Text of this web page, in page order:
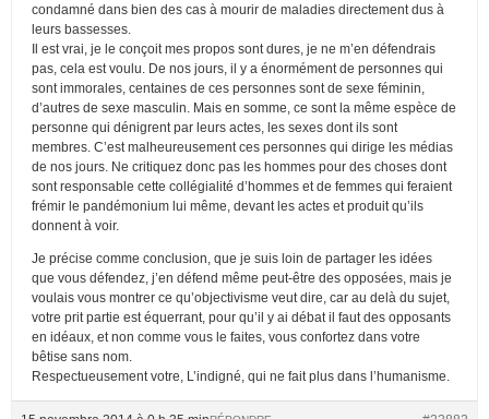
condamné dans bien des cas à mourir de maladies directement dus à
leurs bassesses.
Il est vrai, je le conçoit mes propos sont dures, je ne m’en défendrais
pas, cela est voulu. De nos jours, il y a énormément de personnes qui
sont immorales, centaines de ces personnes sont de sexe féminin,
d’autres de sexe masculin. Mais en somme, ce sont la même espèce de
personne qui dénigrent par leurs actes, les sexes dont ils sont
membres. C’est malheureusement ces personnes qui dirige les médias
de nos jours. Ne critiquez donc pas les hommes pour des choses dont
sont responsable cette collégialité d’hommes et de femmes qui feraient
frémir le pandémonium lui même, devant les actes et produit qu’ils
donnent à voir.
Je précise comme conclusion, que je suis loin de partager les idées
que vous défendez, j’en défend même peut-être des opposées, mais je
voulais vous montrer ce qu’objectivisme veut dire, car au delà du sujet,
votre prit partie est équerrant, pour qu’il y ai débat il faut des opposants
en idéaux, et non comme vous le faites, vous confortez dans votre
bêtise sans nom.
Respectueusement votre, L’indigné, qui ne fait plus dans l’humanisme.